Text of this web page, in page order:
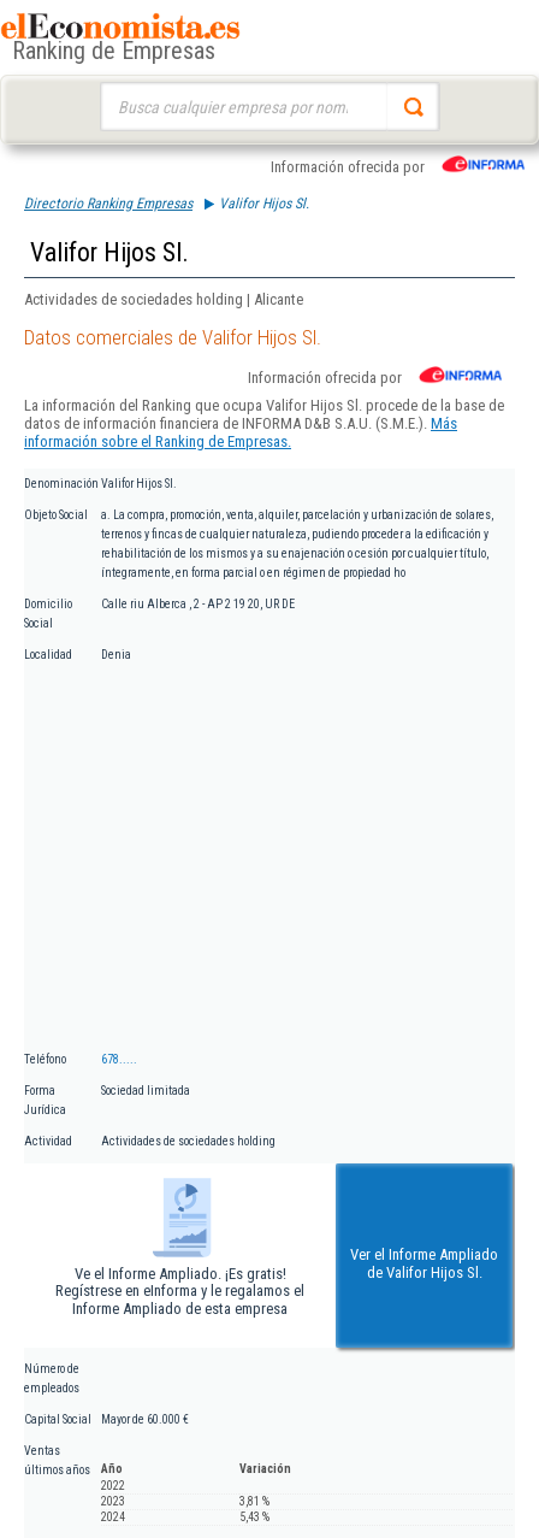
Ranking de Empresas
Información ofrecida por
Directorio Ranking Empresas Valifor Hijos Sl.
Valifor Hijos Sl.
Actividades de sociedades holding | Alicante
Datos comerciales de Valifor Hijos Sl.
Información ofrecida por
La información del Ranking que ocupa Valifor Hijos Sl. procede de la base de
datos de información financiera de INFORMA D&B S.A.U. (S.M.E.). Más
información sobre el Ranking de Empresas.
Denominación Valifor Hijos Sl.
Objeto Social
a. La compra, promoción, venta, alquiler, parcelación y urbanización de solares,
terrenos y fincas de cualquier naturaleza, pudiendo proceder a la edificación y
rehabilitación de los mismos y a su enajenación o cesión por cualquier título,
íntegramente, en forma parcial o en régimen de propiedad ho
Domicilio
Social
Calle riu Alberca , 2 - AP 2 19 20, UR DE
Localidad Denia
Teléfono 678.....
Forma
Jurídica
Sociedad limitada
Actividad Actividades de sociedades holding
Ve el Informe Ampliado. ¡Es gratis!
Regístrese en eInforma y le regalamos el
Informe Ampliado de esta empresa
Ver el Informe Ampliado
de Valifor Hijos Sl.
Número de
empleados
Capital Social Mayor de 60.000 €
Ventas
últimos años
Año
Variación
2022
2023
3,81 %
2024
5,43 %